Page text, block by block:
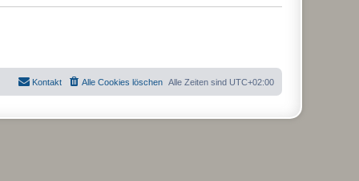
Alle Zeiten sind UTC+02:00
Alle Cookies löschen
Kontakt